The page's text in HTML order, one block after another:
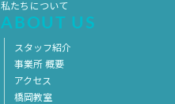
私たちについて
ABOUT US
スタッフ紹介
事業所 概要
アクセス
橋岡教室